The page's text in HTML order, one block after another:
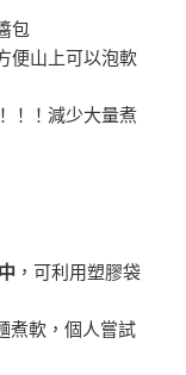
包
便山上可以泡軟
！！減少大量煮
，可利用塑膠袋
煮軟，個人嘗試